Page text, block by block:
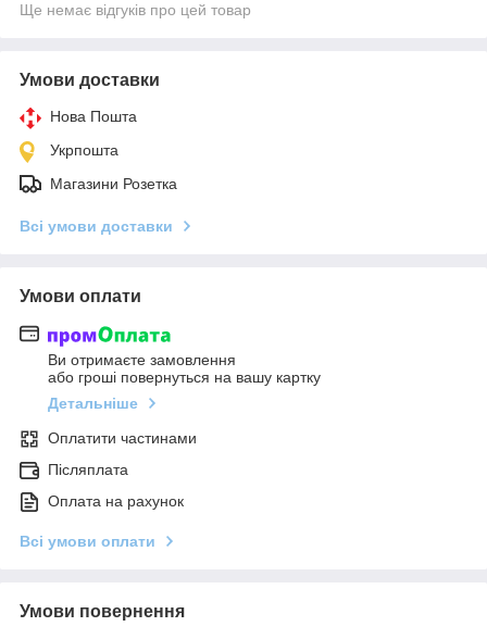
Ще немає відгуків про цей товар
Умови доставки
Нова Пошта
Укрпошта
Магазини Розетка
Всі умови доставки
Умови оплати
Ви отримаєте замовлення
або гроші повернуться на вашу картку
Детальніше
Оплатити частинами
Післяплата
Оплата на рахунок
Всі умови оплати
Умови повернення